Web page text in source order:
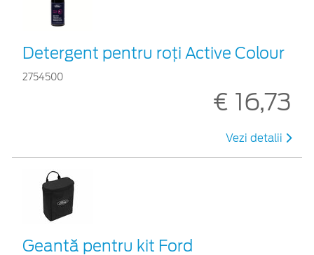
Detergent pentru roți Active Colour
2754500
€ 16,73
Vezi detalii
Geantă pentru kit Ford